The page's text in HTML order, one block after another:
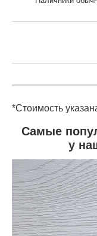
*Стоимость
Самые
у